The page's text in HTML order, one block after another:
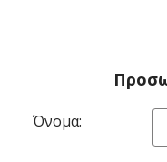
Όνομα: